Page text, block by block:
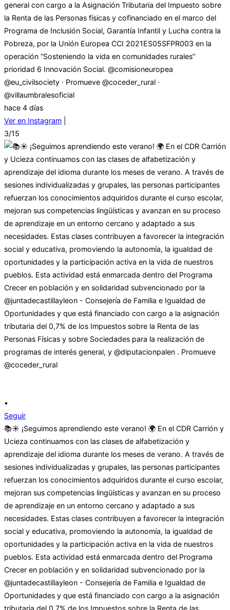
general con cargo a la Asignación Tributaria del Impuesto sobre
la Renta de las Personas físicas y cofinanciado en el marco del
Programa de Inclusión Social, Garantía Infantil y Lucha contra la
Pobreza, por la Unión Europea CCI 2021ES05SFPR003 en la
operación “Sosteniendo la vida en comunidades rurales”
prioridad 6 Innovación Social. @comisioneuropea
@eu_civilsociety · Promueve @coceder_rural ·
@villaumbralesoficial
hace 4 días
Ver en Instagram
3/15
•
Seguir
📚☀️ ¡Seguimos aprendiendo este verano! 🌍 En el CDR Carrión y
Ucieza continuamos con las clases de alfabetización y
aprendizaje del idioma durante los meses de verano. A través de
sesiones individualizadas y grupales, las personas participantes
refuerzan los conocimientos adquiridos durante el curso escolar,
mejoran sus competencias lingüísticas y avanzan en su proceso
de aprendizaje en un entorno cercano y adaptado a sus
necesidades. Estas clases contribuyen a favorecer la integración
social y educativa, promoviendo la autonomía, la igualdad de
oportunidades y la participación activa en la vida de nuestros
pueblos. Esta actividad está enmarcada dentro del Programa
Crecer en población y en solidaridad subvencionado por la
@juntadecastillayleon - Consejería de Familia e Igualdad de
Oportunidades y que está financiado con cargo a la asignación